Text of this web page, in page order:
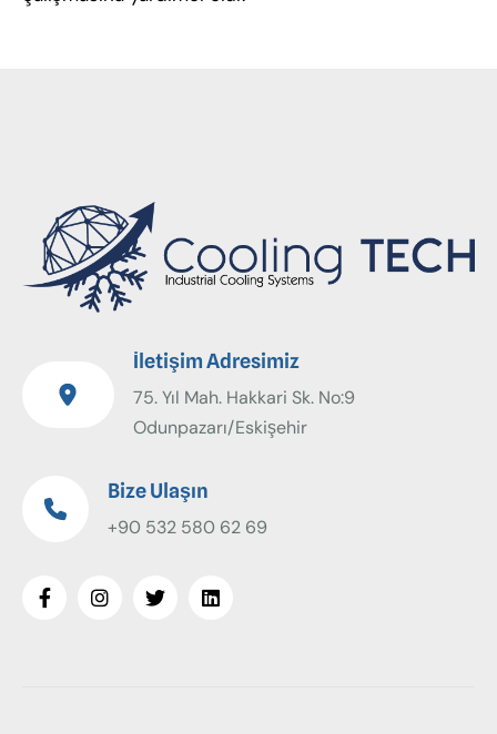
İletişim Adresimiz
75. Yıl Mah. Hakkari Sk. No:9
Odunpazarı/Eskişehir
Bize Ulaşın
+90 532 580 62 69